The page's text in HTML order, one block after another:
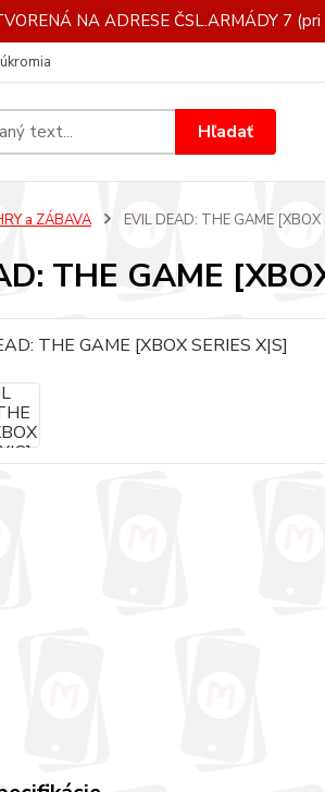
NA ADRESE ČSL.ARMÁDY 7
Hľadať
a ZÁBAVA EVIL DEAD: THE GAME [XBOX
THE GAME